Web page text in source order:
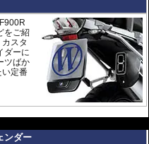
をご紹
スタ
ダーに
ツばか
定番
ンダー